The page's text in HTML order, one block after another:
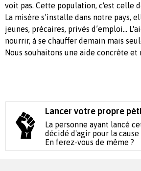
voit pas. Cette population, c'est celle
La misère s’installe dans notre pays,
jeunes, précaires, privés d’emploi...
nourrir, à se chauffer demain mais
Nous souhaitons une aide concrète
Lancer votre propre
La personne ayant lancé
décidé d'agir pour la
En ferez-vous de même ?